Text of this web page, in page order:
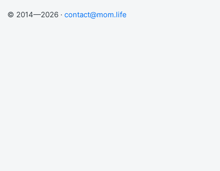
© 2014—2026 · contact@mom.life